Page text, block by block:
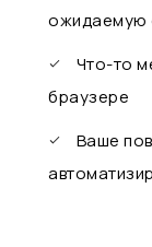
ожидаемую
Что-то
браузере
Ваше